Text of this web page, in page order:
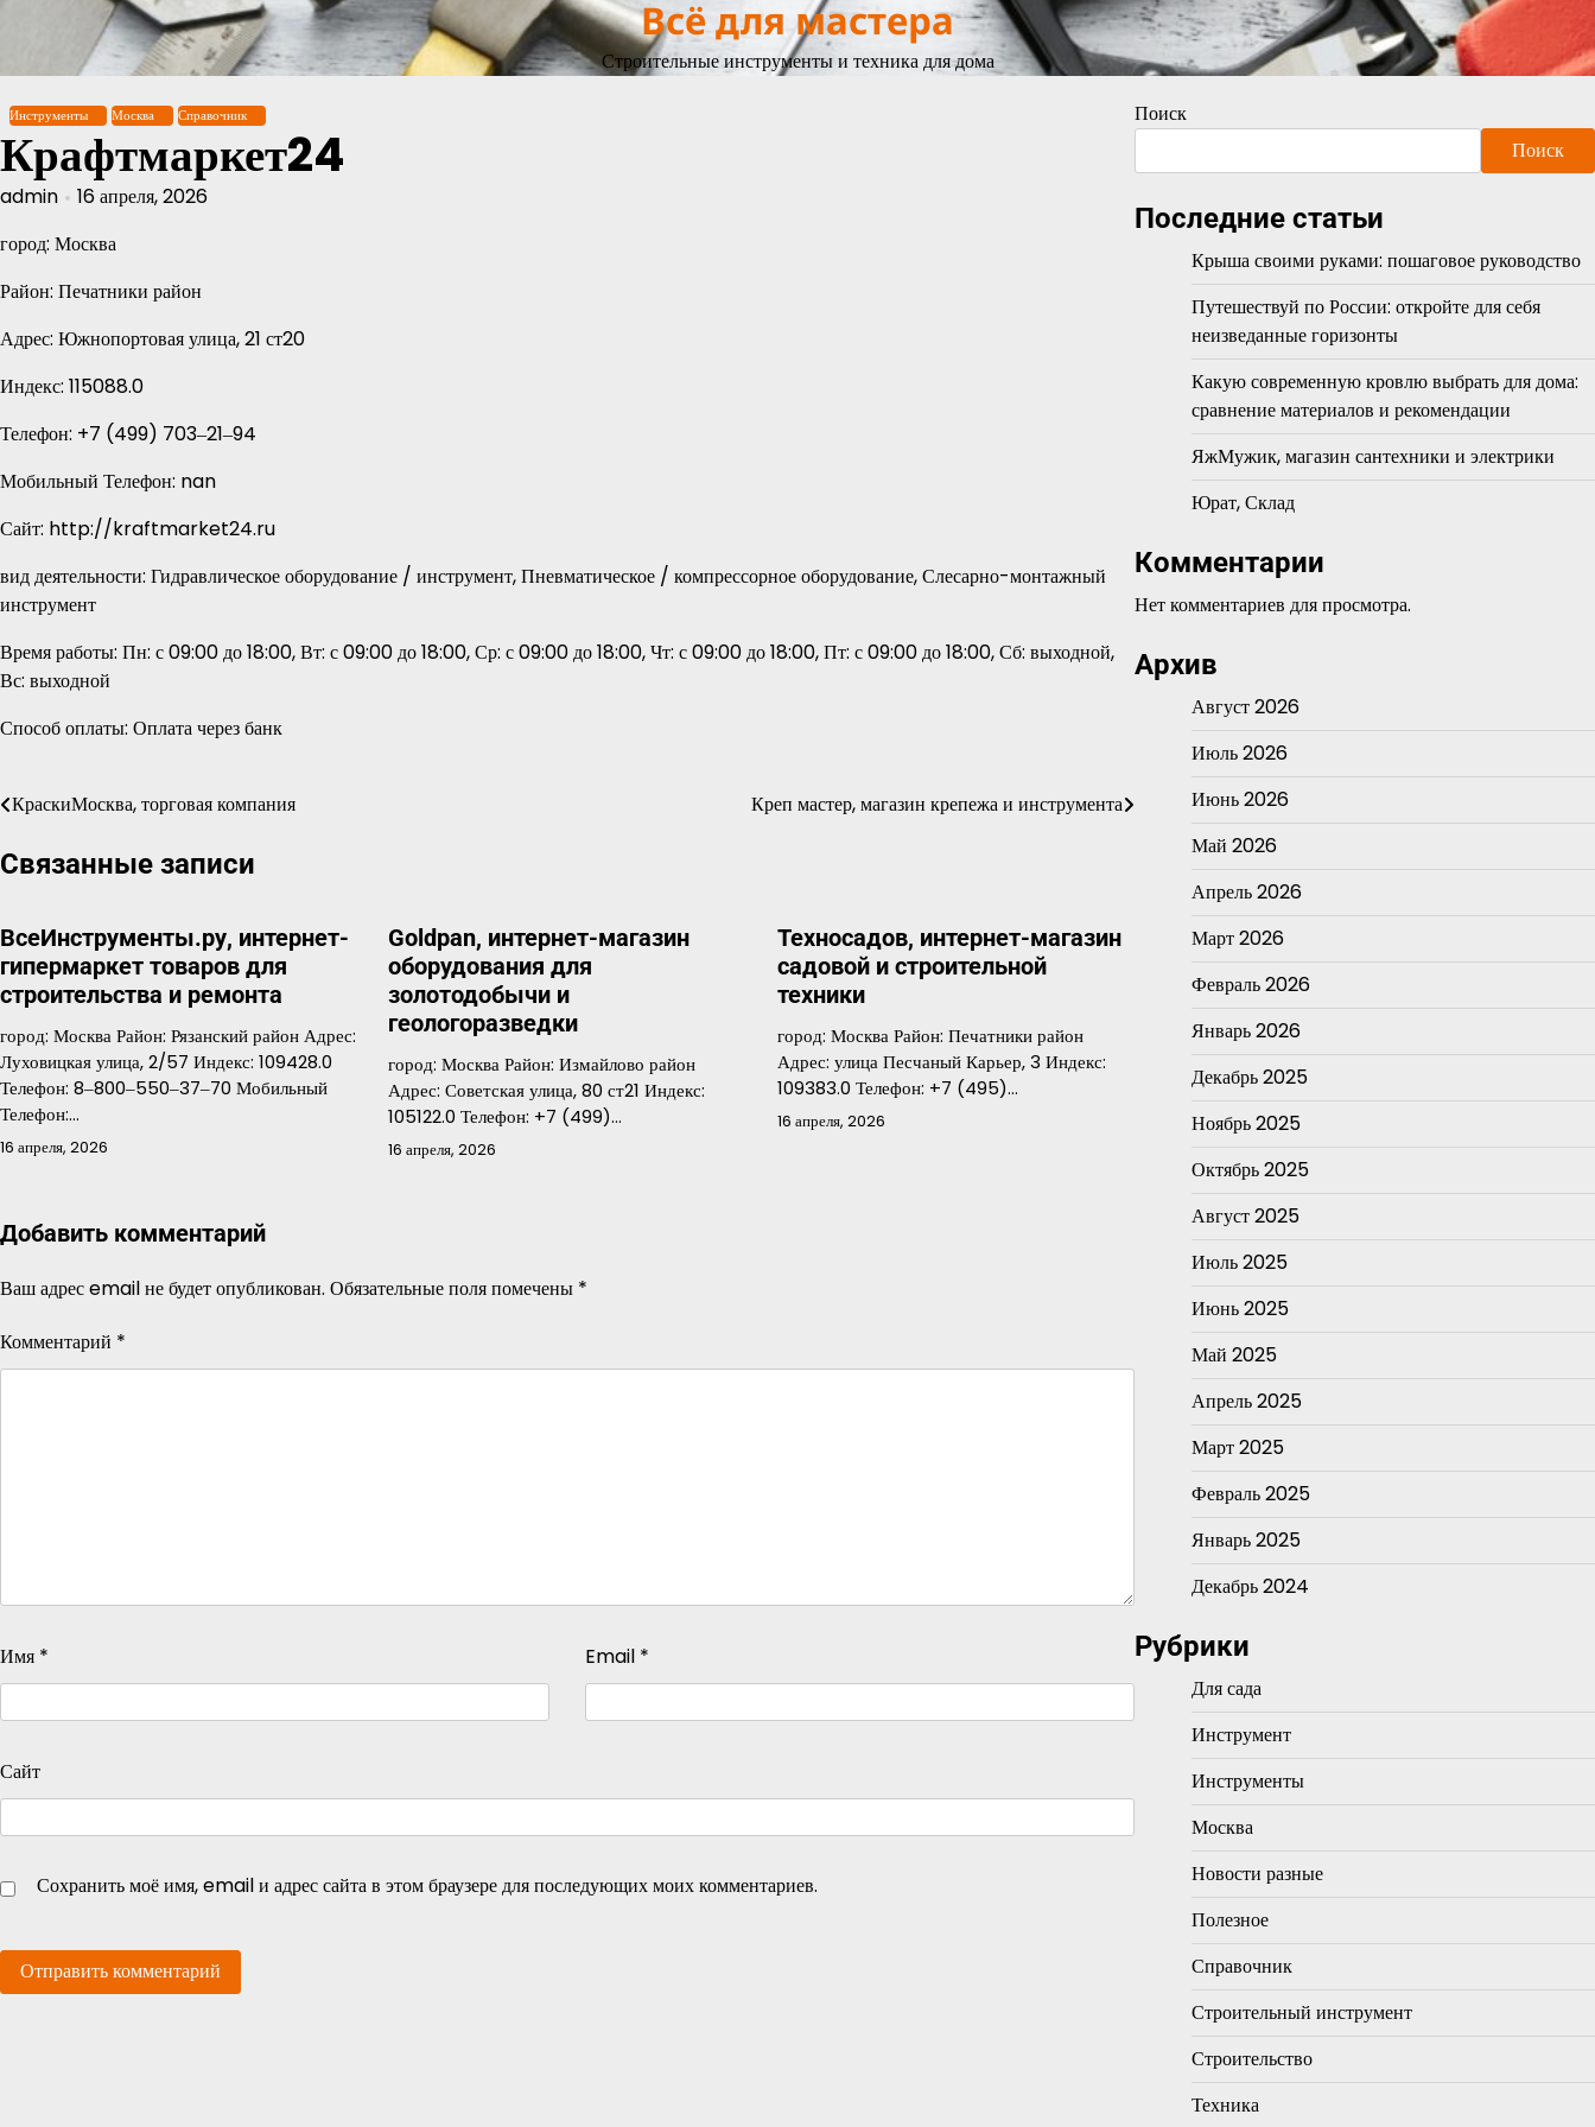
содержимому
Всё для мастера
Строительные инструменты и техника для дома
Инструменты Москва Справочник
Крафтмаркет24
admin
16 апреля, 2026
город: Москва
Район: Печатники район
Адрес: Южнопортовая улица, 21 ст20
Индекс: 115088.0
Телефон: +7 (499) 703‒21‒94
Мобильный Телефон: nan
Сайт: http://kraftmarket24.ru
вид деятельности: Гидравлическое оборудование / инструмент, Пневматическое / компрессорное оборудование, Слесарно-монтажный
инструмент
Время работы: Пн: с 09:00 до 18:00, Вт: с 09:00 до 18:00, Ср: с 09:00 до 18:00, Чт: с 09:00 до 18:00, Пт: с 09:00 до 18:00, Сб: выходной,
Вс: выходной
Способ оплаты: Оплата через банк
Навигация
по
КраскиМосква, торговая компания Креп мастер, магазин крепежа и инструмента
Связанные записи
ВсеИнструменты.ру, интернет-
гипермаркет товаров для
строительства и ремонта
город: Москва Район: Рязанский район Адрес:
Луховицкая улица, 2/57 Индекс: 109428.0
Телефон: 8‒800‒550‒37‒70 Мобильный
Телефон:…
16 апреля, 2026
Goldpan, интернет-магазин
оборудования для
золотодобычи и
геологоразведки
город: Москва Район: Измайлово район
Адрес: Советская улица, 80 ст21 Индекс:
105122.0 Телефон: +7 (499)…
16 апреля, 2026
Техносадов, интернет-магазин
садовой и строительной
техники
город: Москва Район: Печатники район
Адрес: улица Песчаный Карьер, 3 Индекс:
109383.0 Телефон: +7 (495)…
16 апреля, 2026
Добавить комментарий
Ваш адрес email не будет опубликован. Обязательные поля помечены *
Комментарий *
Имя * Email *
Сайт
Сохранить моё имя, email и адрес сайта в этом браузере для последующих моих комментариев.
Поиск
Поиск
Последние статьи
Крыша своими руками: пошаговое руководство
Путешествуй по России: откройте для себя
неизведанные горизонты
Какую современную кровлю выбрать для дома:
сравнение материалов и рекомендации
ЯжМужик, магазин сантехники и электрики
Юрат, Склад
Комментарии
Нет комментариев для просмотра.
Архив
Август 2026
Июль 2026
Июнь 2026
Май 2026
Апрель 2026
Март 2026
Февраль 2026
Январь 2026
Декабрь 2025
Ноябрь 2025
Октябрь 2025
Август 2025
Июль 2025
Июнь 2025
Май 2025
Апрель 2025
Март 2025
Февраль 2025
Январь 2025
Декабрь 2024
Рубрики
Для сада
Инструмент
Инструменты
Москва
Новости разные
Полезное
Справочник
Строительный инструмент
Строительство
Техника